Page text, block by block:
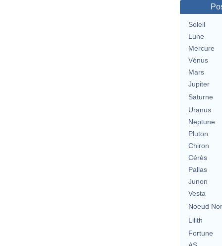
Soleil
Lune
Mercure
Vénus
Mars
Jupiter
Saturne
Uranus
Neptune
Pluton
Chiron
Cérès
Pallas
Junon
Vesta
Noeud
Lilith
Fortune